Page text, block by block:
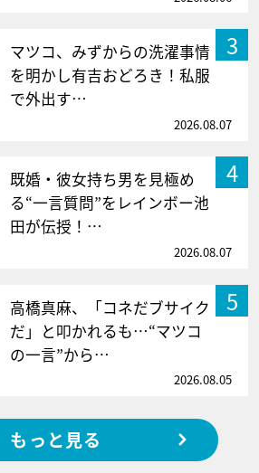
3
マツコ、みずからの洗濯事情
を明かし有吉おどろき！私服
で外出す…
2026.08.07
4
既婚・彼女持ち男を見極め
る“一言質問”をレインボー池
田が伝授！…
2026.08.07
5
高橋真麻、「コネだブサイク
だ」と叩かれるも…“マツコ
の一言”から…
2026.08.05
もっと見る